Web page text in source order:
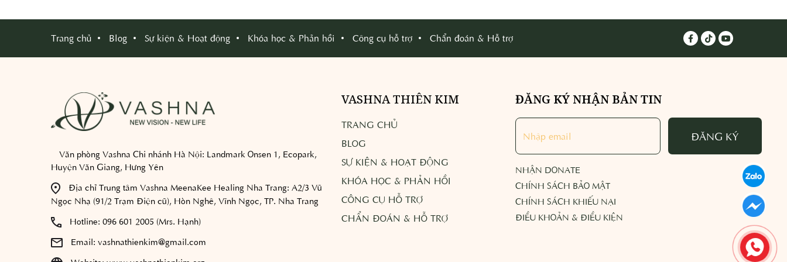
Trang chủ Blog Sự kiện & Hoạt động Khóa học & Phản hồi Công cụ hỗ trợ Chẩn đoán & Hỗ trợ
Văn phòng Vashna Chi nhánh Hà Nội: Landmark Onsen 1, Ecopark,
Huyện Văn Giang, Hưng Yên
Địa chỉ Trung tâm Vashna MeenaKee Healing Nha Trang: A2/3 Vũ
Ngọc Nhạ (91/2 Trạm Điện cũ), Hòn Nghê, Vĩnh Ngọc, TP. Nha Trang
Hotline: 096 601 2005 (Mrs. Hạnh)
Email: vashnathienkim@gmail.com
VASHNA THIÊN KIM
TRANG CHỦ
BLOG
SỰ KIỆN & HOẠT ĐỘNG
KHÓA HỌC & PHẢN HỒI
CÔNG CỤ HỖ TRỢ
CHẨN ĐOÁN & HỖ TRỢ
ĐĂNG KÝ NHẬN BẢN TIN
ĐĂNG KÝ
NHẬN DONATE
CHÍNH SÁCH BẢO MẬT
CHÍNH SÁCH KHIẾU NẠI
ĐIỀU KHOẢN & ĐIỀU KIỆN